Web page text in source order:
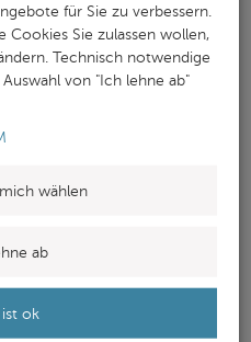
Methoden-
für Sie zu verbessern.
Cookies Sie zulassen wollen,
Technisch notwendige
von "Ich lehne ab"
wählen
ab
ist ok